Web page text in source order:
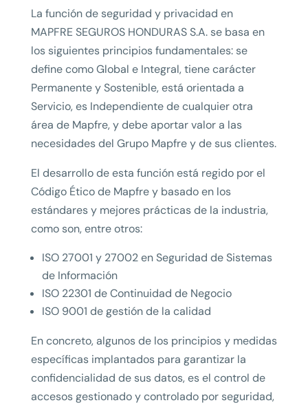
La función de seguridad y privacidad en
MAPFRE SEGUROS HONDURAS S.A. se basa en
los siguientes principios fundamentales: se
define como Global e Integral, tiene carácter
Permanente y Sostenible, está orientada a
Servicio, es Independiente de cualquier otra
área de Mapfre, y debe aportar valor a las
necesidades del Grupo Mapfre y de sus clientes.
El desarrollo de esta función está regido por el
Código Ético de Mapfre y basado en los
estándares y mejores prácticas de la industria,
como son, entre otros:
ISO 27001 y 27002 en Seguridad de Sistemas
de Información
ISO 22301 de Continuidad de Negocio
ISO 9001 de gestión de la calidad
En concreto, algunos de los principios y medidas
específicas implantados para garantizar la
confidencialidad de sus datos, es el control de
accesos gestionado y controlado por seguridad,